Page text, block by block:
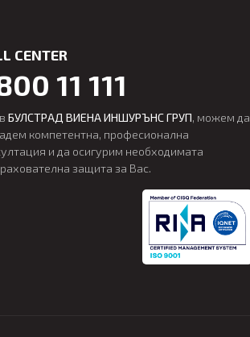
CENTER
11 111
БУЛСТРАД ВИЕНА ИНШУРЪНС ГРУП, можем да
компетентна, професионална
и да осигурим необходимата
защита за Вас.